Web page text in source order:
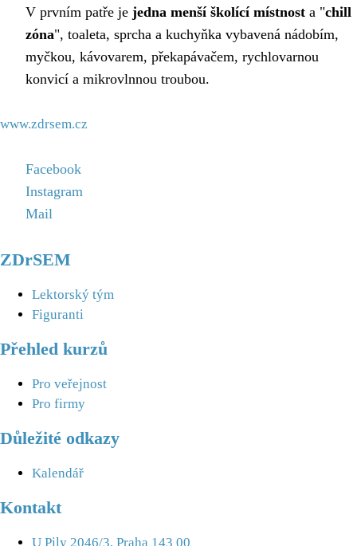
V prvním patře je jedna menší školící místnost a "chill
zóna", toaleta, sprcha a kuchyňka vybavená nádobím,
myčkou, kávovarem, překapávačem, rychlovarnou
konvicí a mikrovlnnou troubou.
www.zdrsem.cz
Facebook
Instagram
Mail
ZDrSEM
Lektorský tým
Figuranti
Přehled kurzů
Pro veřejnost
Pro firmy
Důležité odkazy
Kalendář
Kontakt
U Pily 2046/3, Praha 143 00